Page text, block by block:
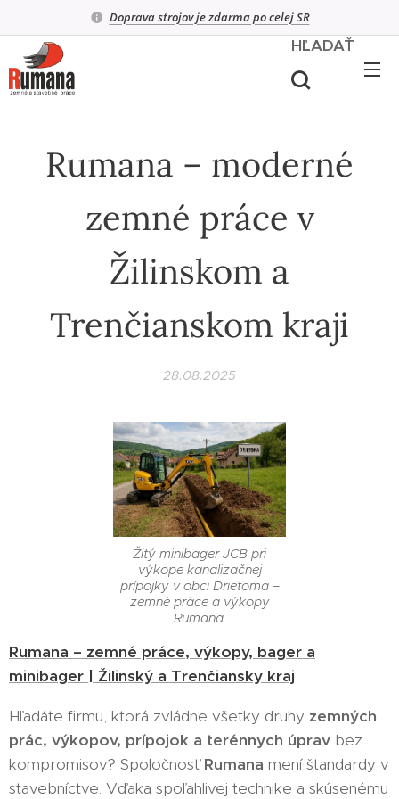
Doprava strojov je zdarma po celej SR
HĽADAŤ
Rumana – moderné
zemné práce v
Žilinskom a
Trenčianskom kraji
28.08.2025
Žltý minibager JCB pri
výkope kanalizačnej
prípojky v obci Drietoma –
zemné práce a výkopy
Rumana.
Rumana – zemné práce, výkopy, bager a
minibager | Žilinský a Trenčiansky kraj
Hľadáte firmu, ktorá zvládne všetky druhy zemných
prác, výkopov, prípojok a terénnych úprav bez
kompromisov? SpoločnosťRumana mení štandardy v
stavebníctve. Vďaka spoľahlivej technike a skúsenému